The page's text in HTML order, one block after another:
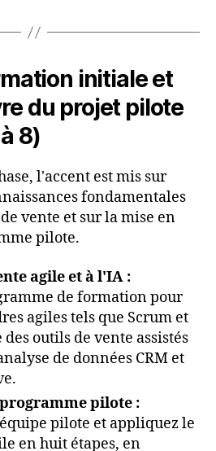
initiale et
du projet pilote
8)
l'accent est mis sur
fondamentales
vente et sur la mise en
pilote.
agile et à l'IA :
de formation pour
agiles tels que Scrum et
outils de vente assistés
de données CRM et
pilote :
pilote et appliquez le
en huit étapes, en